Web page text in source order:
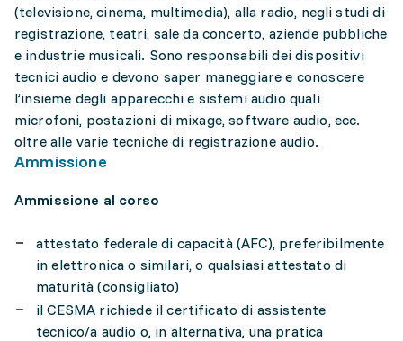
(televisione, cinema, multimedia), alla radio, negli studi di
registrazione, teatri, sale da concerto, aziende pubbliche
e industrie musicali. Sono responsabili dei dispositivi
tecnici audio e devono saper maneggiare e conoscere
l’insieme degli apparecchi e sistemi audio quali
microfoni, postazioni di mixage, software audio, ecc.
oltre alle varie tecniche di registrazione audio.
Ammissione
Ammissione al corso
attestato federale di capacità (AFC), preferibilmente
in elettronica o similari, o qualsiasi attestato di
maturità (consigliato)
il CESMA richiede il certificato di assistente
tecnico/a audio o, in alternativa, una pratica